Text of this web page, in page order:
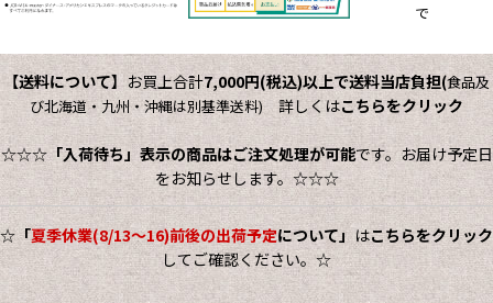
で
【送料について】 お買上合計7,000円(税込)以上で送料当店負担(食品及
び北海道・九州・沖縄は別基準送料)詳しくはこちらをクリック
☆☆☆「入荷待ち」表示の商品はご注文処理が可能です。お届け予定日
をお知らせします。☆☆☆
☆「夏季休業(8/13～16)前後の出荷予定について」はこちらをクリック
してご確認ください。☆